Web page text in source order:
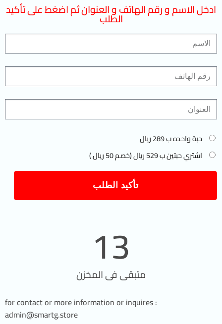
ادخل الاسم و رقم الهاتف و العنوان ثم اضغط على تأكيد
الطلب
حبة واحده ب 289 ريال
اشتري حبتين ب 529 ريال (خصم 50 ريال )
تأكيد الطلب
متبقى فى المخزن
13
for contact or more information or inquires :
admin@smartg.store